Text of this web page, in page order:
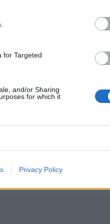
for Targeted
and/or Sharing
for which it
Privacy Policy
kadangi jie ne kartą stebėjo
maisto, parduotuvės ir...